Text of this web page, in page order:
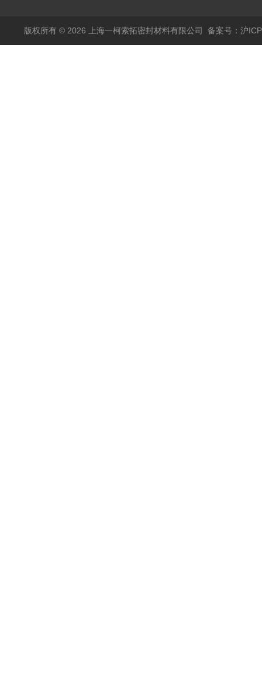
版权所有 © 2026 上海一柯索拓密封材料有限公司 备案号：沪